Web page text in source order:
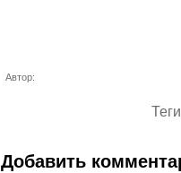
Автор:
Добавить